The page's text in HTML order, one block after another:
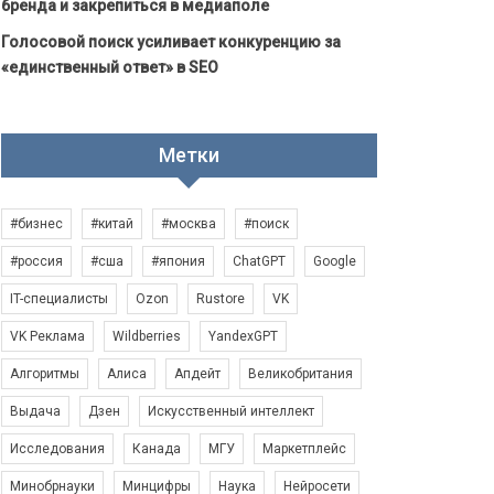
бренда и закрепиться в медиаполе
Голосовой поиск усиливает конкуренцию за
«единственный ответ» в SEO
Метки
#бизнес #китай #москва #поиск
#россия #сша #япония ChatGPT Google
IT-специалисты Ozon Rustore VK
VK Реклама Wildberries YandexGPT
Алгоритмы Алиса Апдейт Великобритания
Выдача Дзен Искусственный интеллект
Исследования Канада МГУ Маркетплейс
Минобрнауки Минцифры Наука Нейросети